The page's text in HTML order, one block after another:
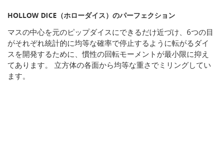
HOLLOW DICE（ホローダイス）のパーフェクション
マスの中心を元のピップダイスにできるだけ近づけ、6つの目
がそれぞれ統計的に均等な確率で停止するように転がるダイ
スを開発するために、慣性の回転モーメントが最小限に抑え
てあります。 立方体の各面から均等な重さでミリングしてい
ます。